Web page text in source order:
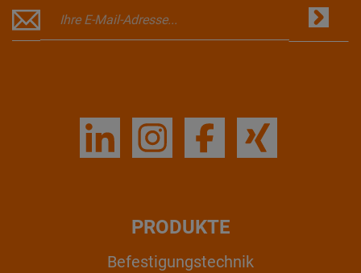
PRODUKTE
Befestigungstechnik